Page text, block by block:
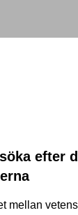
efter
mellan